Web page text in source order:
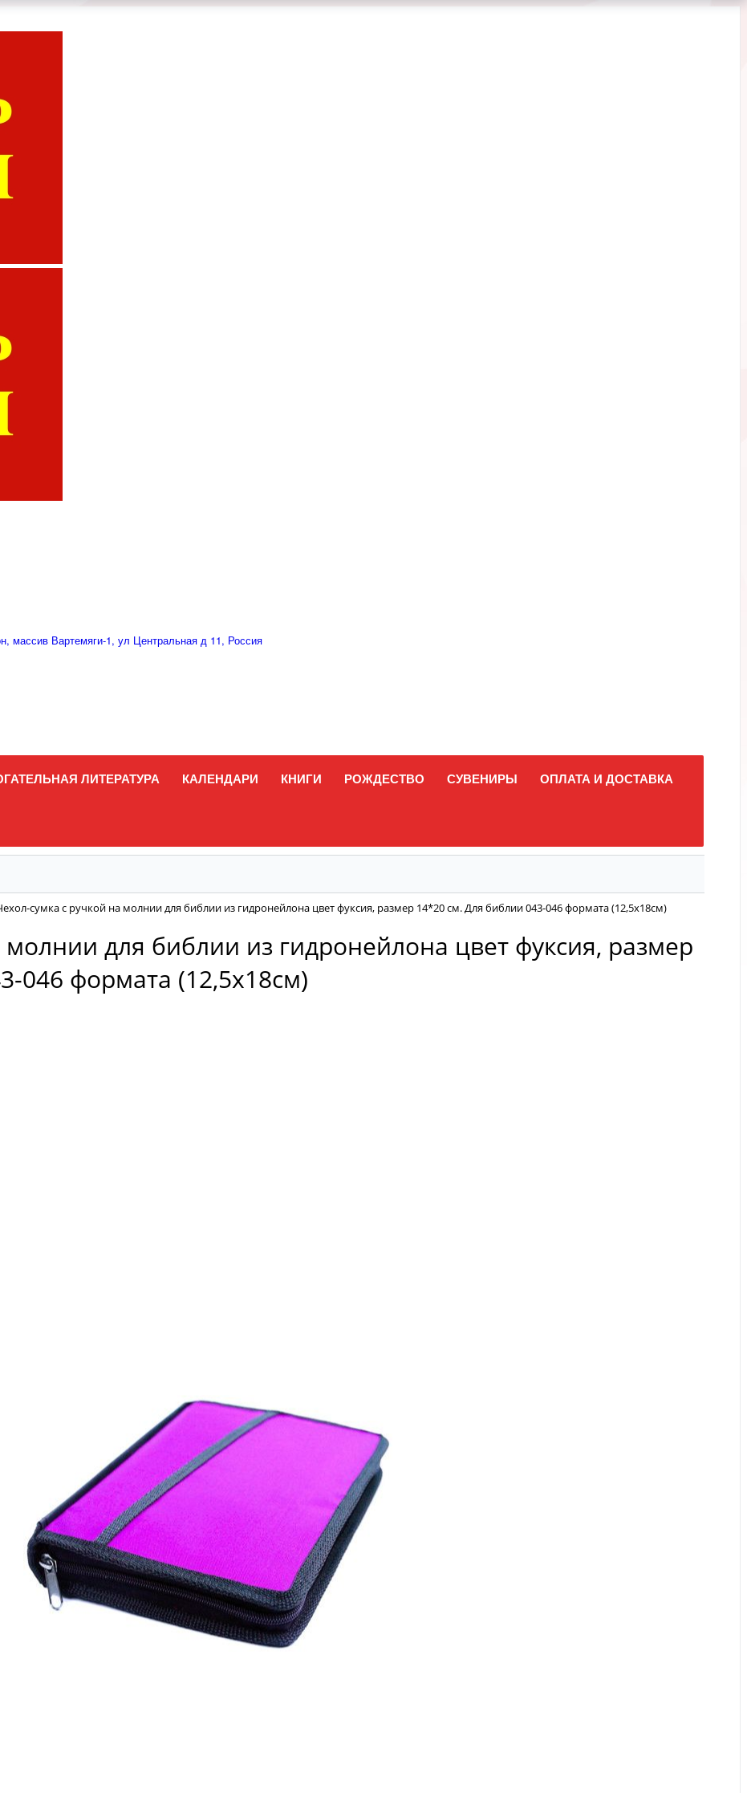
массив Вартемяги-1, ул Центральная д 11, Россия
ЛИТЕРАТУРА КАЛЕНДАРИ КНИГИ РОЖДЕСТВО СУВЕНИРЫ ОПЛАТА И ДОСТАВКА
сумка с ручкой на молнии для библии из гидронейлона цвет фуксия, размер 14*20 см. Для библии 043-046 формата (12,5х18см)
для библии из гидронейлона цвет фуксия, размер
046 формата (12,5х18см)